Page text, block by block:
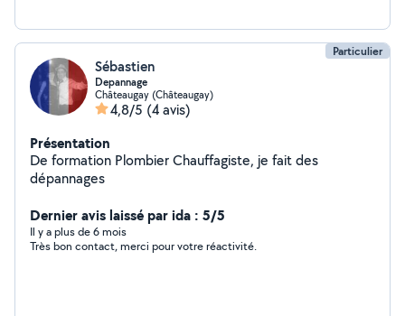
Particulier
Sébastien
Depannage
Châteaugay (Châteaugay)
4,8/5 (4 avis)
Présentation
De formation Plombier Chauffagiste, je fait des
dépannages
Dernier avis laissé par ida : 5/5
Il y a plus de 6 mois
Très bon contact, merci pour votre réactivité.